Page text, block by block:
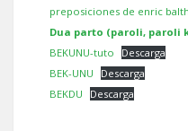
preposiciones de enric
Dua parto (paroli, paroli
BEKUNU-tuto
Descarga
BEK-UNU
Descarga
BEKDU
Descarga